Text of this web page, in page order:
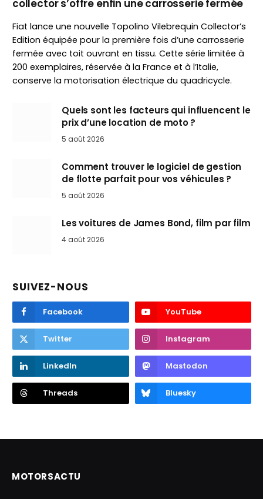
collector s’offre enfin une carrosserie fermée
Fiat lance une nouvelle Topolino Vilebrequin Collector’s
Edition équipée pour la première fois d’une carrosserie
fermée avec toit ouvrant en tissu. Cette série limitée à
200 exemplaires, réservée à la France et à l’Italie,
conserve la motorisation électrique du quadricycle.
Quels sont les facteurs qui influencent le
prix d’une location de moto ?
5 août 2026
Comment trouver le logiciel de gestion
de flotte parfait pour vos véhicules ?
5 août 2026
Les voitures de James Bond, film par film
4 août 2026
SUIVEZ-NOUS
Facebook YouTube
Twitter Instagram
LinkedIn Mastodon
Threads Bluesky
MOTORSACTU